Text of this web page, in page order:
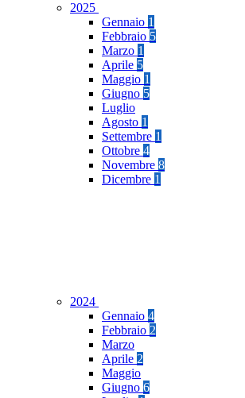
2025
Gennaio 1
Febbraio 5
Marzo 1
Aprile 5
Maggio 1
Giugno 5
Luglio
Agosto 1
Settembre 1
Ottobre 4
Novembre 8
Dicembre 1
2024
Gennaio 4
Febbraio 2
Marzo
Aprile 2
Maggio
Giugno 6